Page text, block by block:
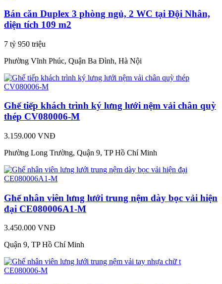
Bán căn Duplex 3 phòng ngủ, 2 WC tại Đội Nhân,
diện tích 109 m2
7 tỷ 950 triệu
Phường Vĩnh Phúc, Quận Ba Đình, Hà Nội
Ghế tiếp khách trình ký lưng lưới nệm vải chân quỳ
thép CV080006-M
3.159.000 VNĐ
Phường Long Trường, Quận 9, TP Hồ Chí Minh
Ghế nhân viên lưng lưới trung nệm dày bọc vải hiện
đại CE080006A1-M
3.450.000 VNĐ
Quận 9, TP Hồ Chí Minh